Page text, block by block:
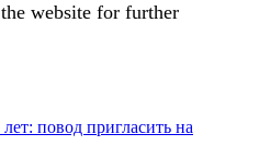
website for further